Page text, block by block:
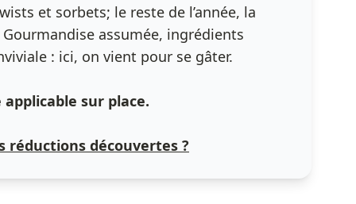
et sorbets; le reste de l’année, la
assumée, ingrédients
: ici, on vient pour se gâter.
sur place.
réductions découvertes ?